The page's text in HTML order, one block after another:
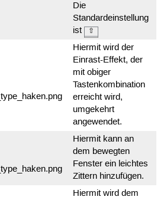
Die
Standardeinstellung
ist
⇧
Hiermit wird der
Einrast-Effekt, der
mit obiger
Tastenkombination
erreicht wird,
umgekehrt
angewendet.
Hiermit kann an
dem bewegten
Fenster ein leichtes
Zittern hinzufügen.
Hiermit wird dem